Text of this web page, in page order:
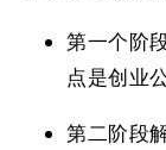
第一个阶
点是创业
第二阶段